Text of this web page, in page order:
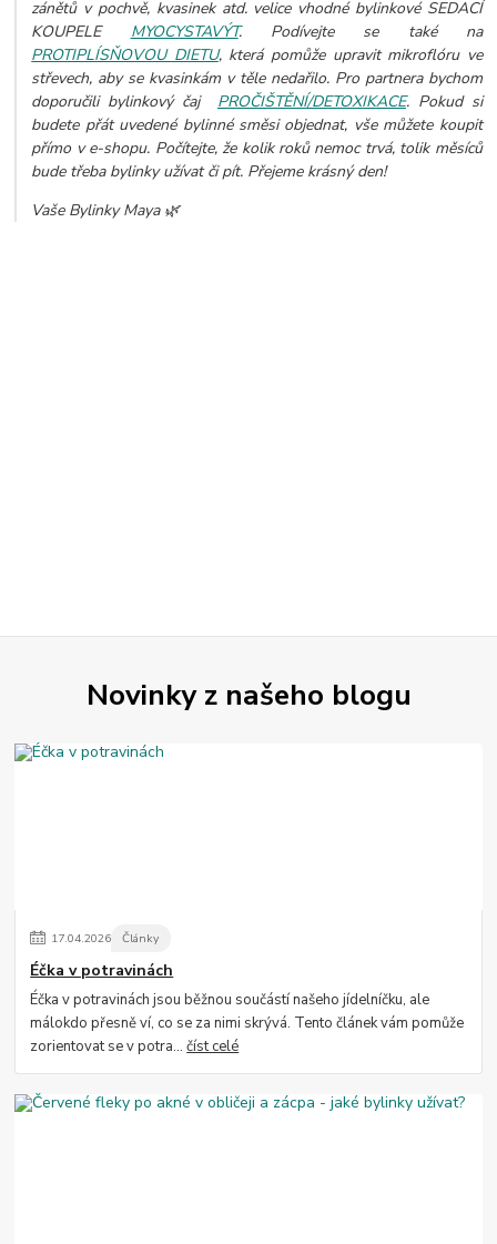
zánětů v pochvě, kvasinek atd. velice vhodné bylinkové SEDACÍ
KOUPELE MYOCYSTAVÝT. Podívejte se také na
PROTIPLÍSŇOVOU DIETU, která pomůže upravit mikroflóru ve
střevech, aby se kvasinkám v těle nedařilo. Pro partnera bychom
doporučili bylinkový čaj PROČIŠTĚNÍ/DETOXIKACE. Pokud si
budete přát uvedené bylinné směsi objednat, vše můžete koupit
přímo v e-shopu. Počítejte, že kolik roků nemoc trvá, tolik měsíců
bude třeba bylinky užívat či pít. Přejeme krásný den!
Vaše Bylinky Maya 🌿
Novinky z našeho blogu
17.04.2026 Články
Éčka v potravinách
Éčka v potravinách jsou běžnou součástí našeho jídelníčku, ale
málokdo přesně ví, co se za nimi skrývá. Tento článek vám pomůže
zorientovat se v potra...číst celé